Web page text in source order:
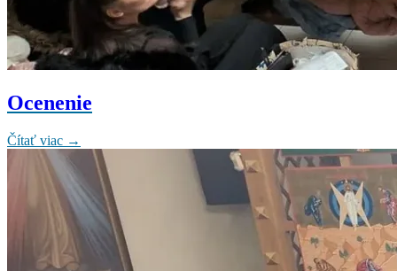
Ocenenie
Čítať viac →